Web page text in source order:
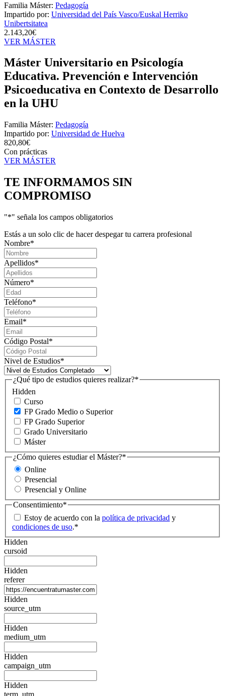
Familia Máster: Pedagogía
Impartido por: Universidad del País Vasco/Euskal Herriko
Unibertsitatea
2.143,20€
VER MÁSTER
Máster Universitario en Psicología
Educativa. Prevención e Intervención
Psicoeducativa en Contexto de Desarrollo
en la UHU
Familia Máster: Pedagogía
Impartido por: Universidad de Huelva
820,80€
Con prácticas
VER MÁSTER
TE INFORMAMOS SIN
COMPROMISO
"*" señala los campos obligatorios
Estás a un solo clic de hacer despegar tu carrera profesional
Nombre*
Apellidos*
Número*
Teléfono*
Email*
Código Postal*
Nivel de Estudios*
Hidden
¿Qué tipo de estudios quieres realizar?*
Curso
FP Grado Medio o Superior
FP Grado Superior
Grado Universitario
Máster
¿Cómo quieres estudiar el Máster?*
Online
Presencial
Presencial y Online
Consentimiento*
Estoy de acuerdo con la política de privacidad y
condiciones de uso.*
Hidden
cursoid
Hidden
referer
Hidden
source_utm
Hidden
medium_utm
Hidden
campaign_utm
Hidden
term_utm